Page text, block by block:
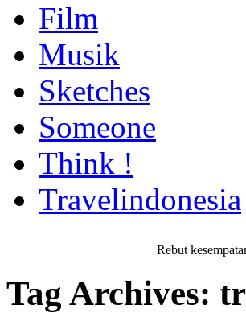
Film
Musik
Sketches
Someone
Think !
Travelindonesia
Rebut
Tag Archives: